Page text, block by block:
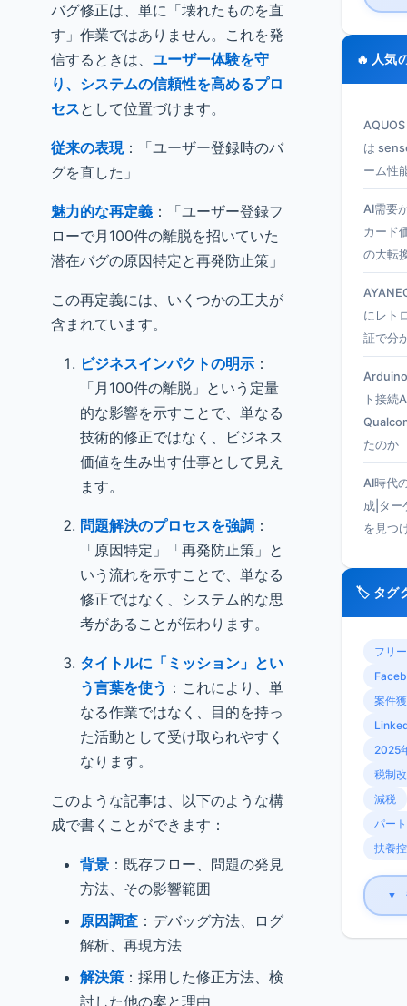
バグ修正は、単に「壊れたものを直
す」作業ではありません。これを発
信するときは、 ユーザー体験を守
り、システムの信頼性を高めるプロ
セスとして位置づけます。
従来の表現：「ユーザー登録時のバ
グを直した」
魅力的な再定義 ：「ユーザー登録フ
ローで月100件の離脱を招いていた
潜在バグの原因特定と再発防止策」
この再定義には、いくつかの工夫が
含まれています。
ビジネスインパクトの明示 ：
「月100件の離脱」という定量
的な影響を示すことで、単なる
技術的修正ではなく、ビジネス
価値を生み出す仕事として見え
ます。
問題解決のプロセスを強調 ：
「原因特定」「再発防止策」と
いう流れを示すことで、単なる
修正ではなく、システム的な思
考があることが伝わります。
タイトルに「ミッション」とい
う言葉を使う ：これにより、単
なる作業ではなく、目的を持っ
た活動として受け取られやすく
なります。
このような記事は、以下のような構
成で書くことができます：
背景 ：既存フロー、問題の発見
方法、その影響範囲
原因調査 ：デバッグ方法、ログ
解析、再現方法
解決策 ：採用した修正方法、検
討した他の案と理由
🔥 人気
は
ーム性
AI需要
カード
の大転
にレト
証で分
ト接続
たのか
AI時代
成|ター
を見つ
🏷️ タグ
フリ
案件
2025
税制
減税
パート
扶養
▼